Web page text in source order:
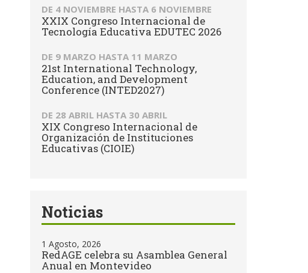
DE 4 NOVIEMBRE HASTA 6 NOVIEMBRE
XXIX Congreso Internacional de
Tecnología Educativa EDUTEC 2026
DE 9 MARZO HASTA 11 MARZO
21st International Technology,
Education, and Development
Conference (INTED2027)
DE 28 ABRIL HASTA 30 ABRIL
XIX Congreso Internacional de
Organización de Instituciones
Educativas (CIOIE)
Noticias
1 Agosto, 2026
RedAGE celebra su Asamblea General
Anual en Montevideo